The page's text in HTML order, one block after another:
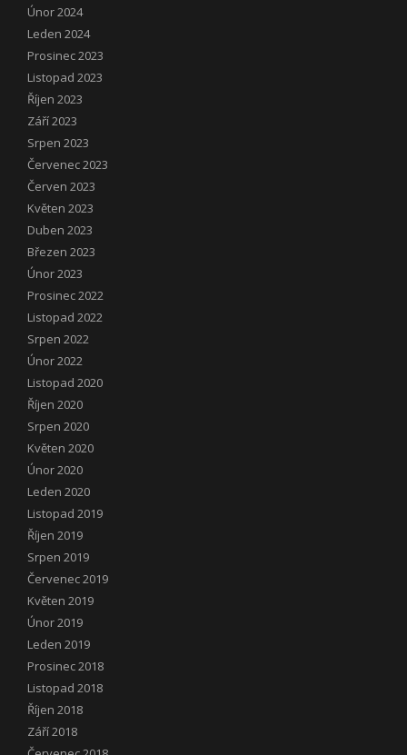
Únor 2024
Leden 2024
Prosinec 2023
Listopad 2023
Říjen 2023
Září 2023
Srpen 2023
Červenec 2023
Červen 2023
Květen 2023
Duben 2023
Březen 2023
Únor 2023
Prosinec 2022
Listopad 2022
Srpen 2022
Únor 2022
Listopad 2020
Říjen 2020
Srpen 2020
Květen 2020
Únor 2020
Leden 2020
Listopad 2019
Říjen 2019
Srpen 2019
Červenec 2019
Květen 2019
Únor 2019
Leden 2019
Prosinec 2018
Listopad 2018
Říjen 2018
Září 2018